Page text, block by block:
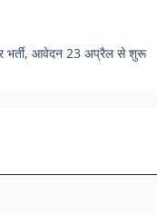
भर्ती, आवेदन 23 अप्रैल से शुरू